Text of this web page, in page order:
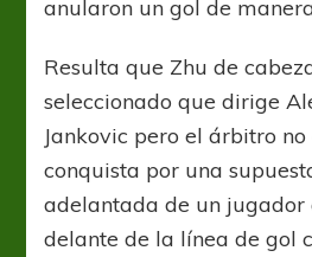
anularon un gol de
Resulta que Zhu de
seleccionado que dirige
Jankovic pero el árbitro
conquista por una
adelantada de un jugador
delante de la línea de gol